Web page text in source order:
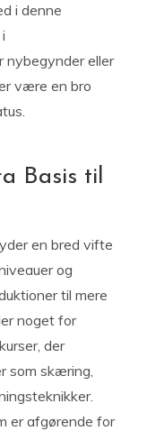
i denne
nybegynder eller
være en bro
Basis til
en bred vifte
og
til mere
noget for
der
som skæring,
er afgørende for